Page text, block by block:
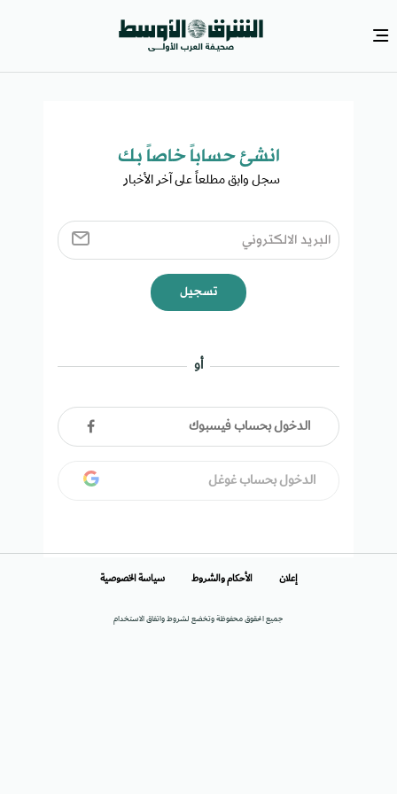
انشئ حساباً خاصاً بك​
سجل وابق مطلعاً على آخر الأخبار ​
تسجيل
أو
الدخول بحساب فيسبوك
الدخول بحساب غوغل
جميع الحقوق محفوظة وتخضع لشروط واتفاق الاستخدام
إعلان الأحكام والشروط سياسة الخصوصية